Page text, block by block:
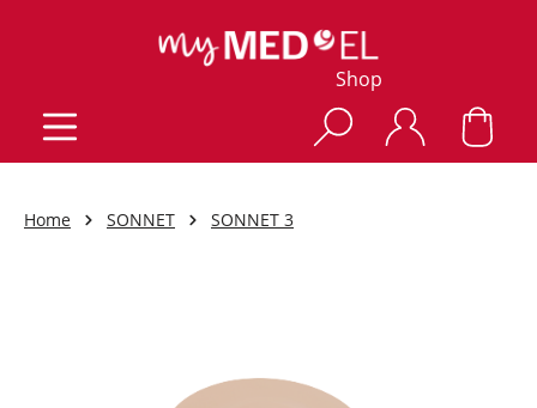
Shop
Home SONNET SONNET 3